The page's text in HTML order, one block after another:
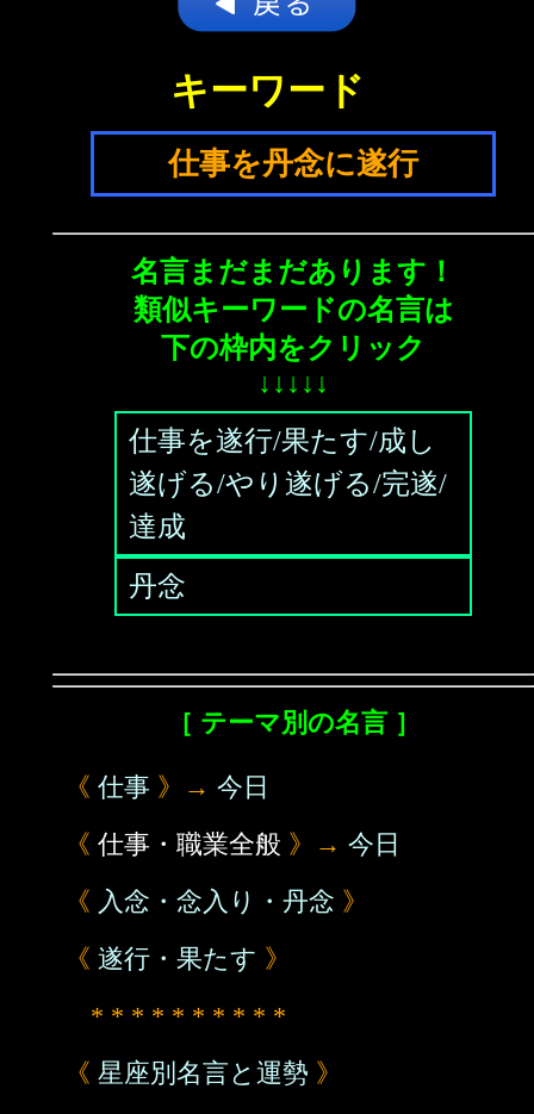
キーワード
仕事を丹念に遂行
名言まだまだあります！
類似キーワードの名言は
下の枠内をクリック
↓↓↓↓↓
仕事を遂行/果たす/成し
遂げる/やり遂げる/完遂/
達成
丹念
［ テーマ別の名言 ］
《 仕事 》→ 今日
《 仕事・職業全般 》→ 今日
《 入念・念入り・丹念 》
《 遂行・果たす 》
* * * * * * * * * *
《 星座別名言と運勢 》